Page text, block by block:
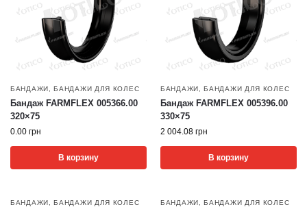
БАНДАЖИ ,БАНДАЖИ ДЛЯ КОЛЕС
Бандаж FARMFLEX 005366.00
320×75
0.00 грн
В корзину
БАНДАЖИ ,БАНДАЖИ ДЛЯ КОЛЕС
Бандаж FARMFLEX 005396.00
330×75
2 004.08 грн
В корзину
БАНДАЖИ ,БАНДАЖИ ДЛЯ КОЛЕС БАНДАЖИ ,БАНДАЖИ ДЛЯ КОЛЕС